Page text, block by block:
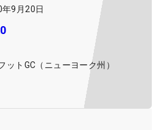
9月20日
ットGC（ニューヨーク州）